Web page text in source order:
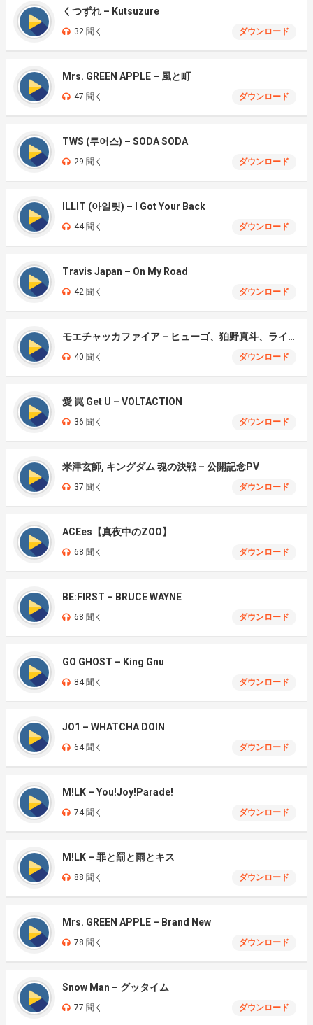
くつずれ – Kutsuzure
32 聞く ダウンロード
Mrs. GREEN APPLE – 風と町
47 聞く ダウンロード
TWS (투어스) – SODA SODA
29 聞く ダウンロード
ILLIT (아일릿) – I Got Your Back
44 聞く ダウンロード
Travis Japan – On My Road
42 聞く ダウンロード
モエチャッカファイア – ヒューゴ、狛野真斗、ライト、セヴェリアン (Cover )
40 聞く ダウンロード
愛 罠 Get U – VOLTACTION
36 聞く ダウンロード
米津玄師, キングダム 魂の決戦 – 公開記念PV
37 聞く ダウンロード
ACEes【真夜中のZOO】
68 聞く ダウンロード
BE:FIRST – BRUCE WAYNE
68 聞く ダウンロード
GO GHOST – King Gnu
84 聞く ダウンロード
JO1 – WHATCHA DOIN
64 聞く ダウンロード
M!LK – You!Joy!Parade!
74 聞く ダウンロード
M!LK – 罪と罰と雨とキス
88 聞く ダウンロード
Mrs. GREEN APPLE – Brand New
78 聞く ダウンロード
Snow Man – グッタイム
77 聞く ダウンロード